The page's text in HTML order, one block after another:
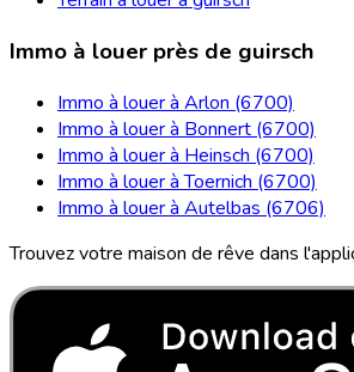
Immo à louer près de guirsch
Immo à louer à Arlon (6700)
Immo à louer à Bonnert (6700)
Immo à louer à Heinsch (6700)
Immo à louer à Toernich (6700)
Immo à louer à Autelbas (6706)
Trouvez votre maison de rêve dans